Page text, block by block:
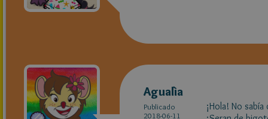
Agualìa
Publicado
2018-06-11
¡Hola! No